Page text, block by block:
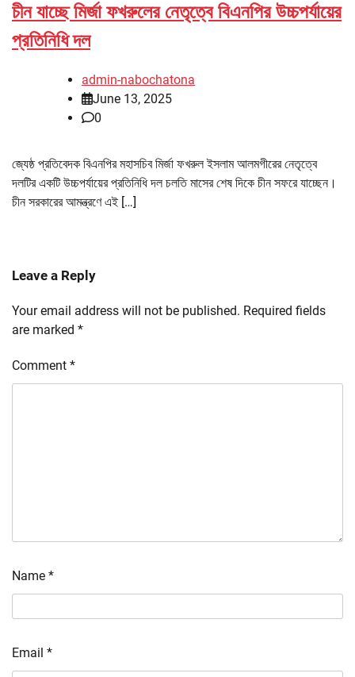
চীন যাচ্ছে মির্জা ফখরুলের নেতৃত্বে বিএনপির উচ্চপর্যায়ের
প্রতিনিধি দল
admin-nabochatona
June 13, 2025
0
জ্যেষ্ঠ প্রতিবেদক বিএনপির মহাসচিব মির্জা ফখরুল ইসলাম আলমগীরের নেতৃত্বে
দলটির একটি উচ্চপর্যায়ের প্রতিনিধি দল চলতি মাসের শেষ দিকে চীন সফরে যাচ্ছেন।
চীন সরকারের আমন্ত্রণে এই […]
Leave a Reply
Your email address will not be published. Required fields
are marked *
Comment *
Name *
Email *